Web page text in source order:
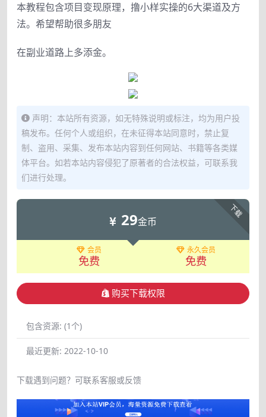
本教程包含项目变现原理，撸小样实操的6大渠道及方
法。希望帮助很多朋友
在副业道路上多添金。
声明：本站所有资源，如无特殊说明或标注，均为用户投
稿发布。任何个人或组织，在未征得本站同意时，禁止复
制、盗用、采集、发布本站内容到任何网站、书籍等各类媒
体平台。如若本站内容侵犯了原著者的合法权益，可联系我
们进行处理。
下载
29金币
会员
免费
永久会员
免费
购买下载权限
包含资源: (1个)
最近更新: 2022-10-10
下载遇到问题？可联系客服或反馈